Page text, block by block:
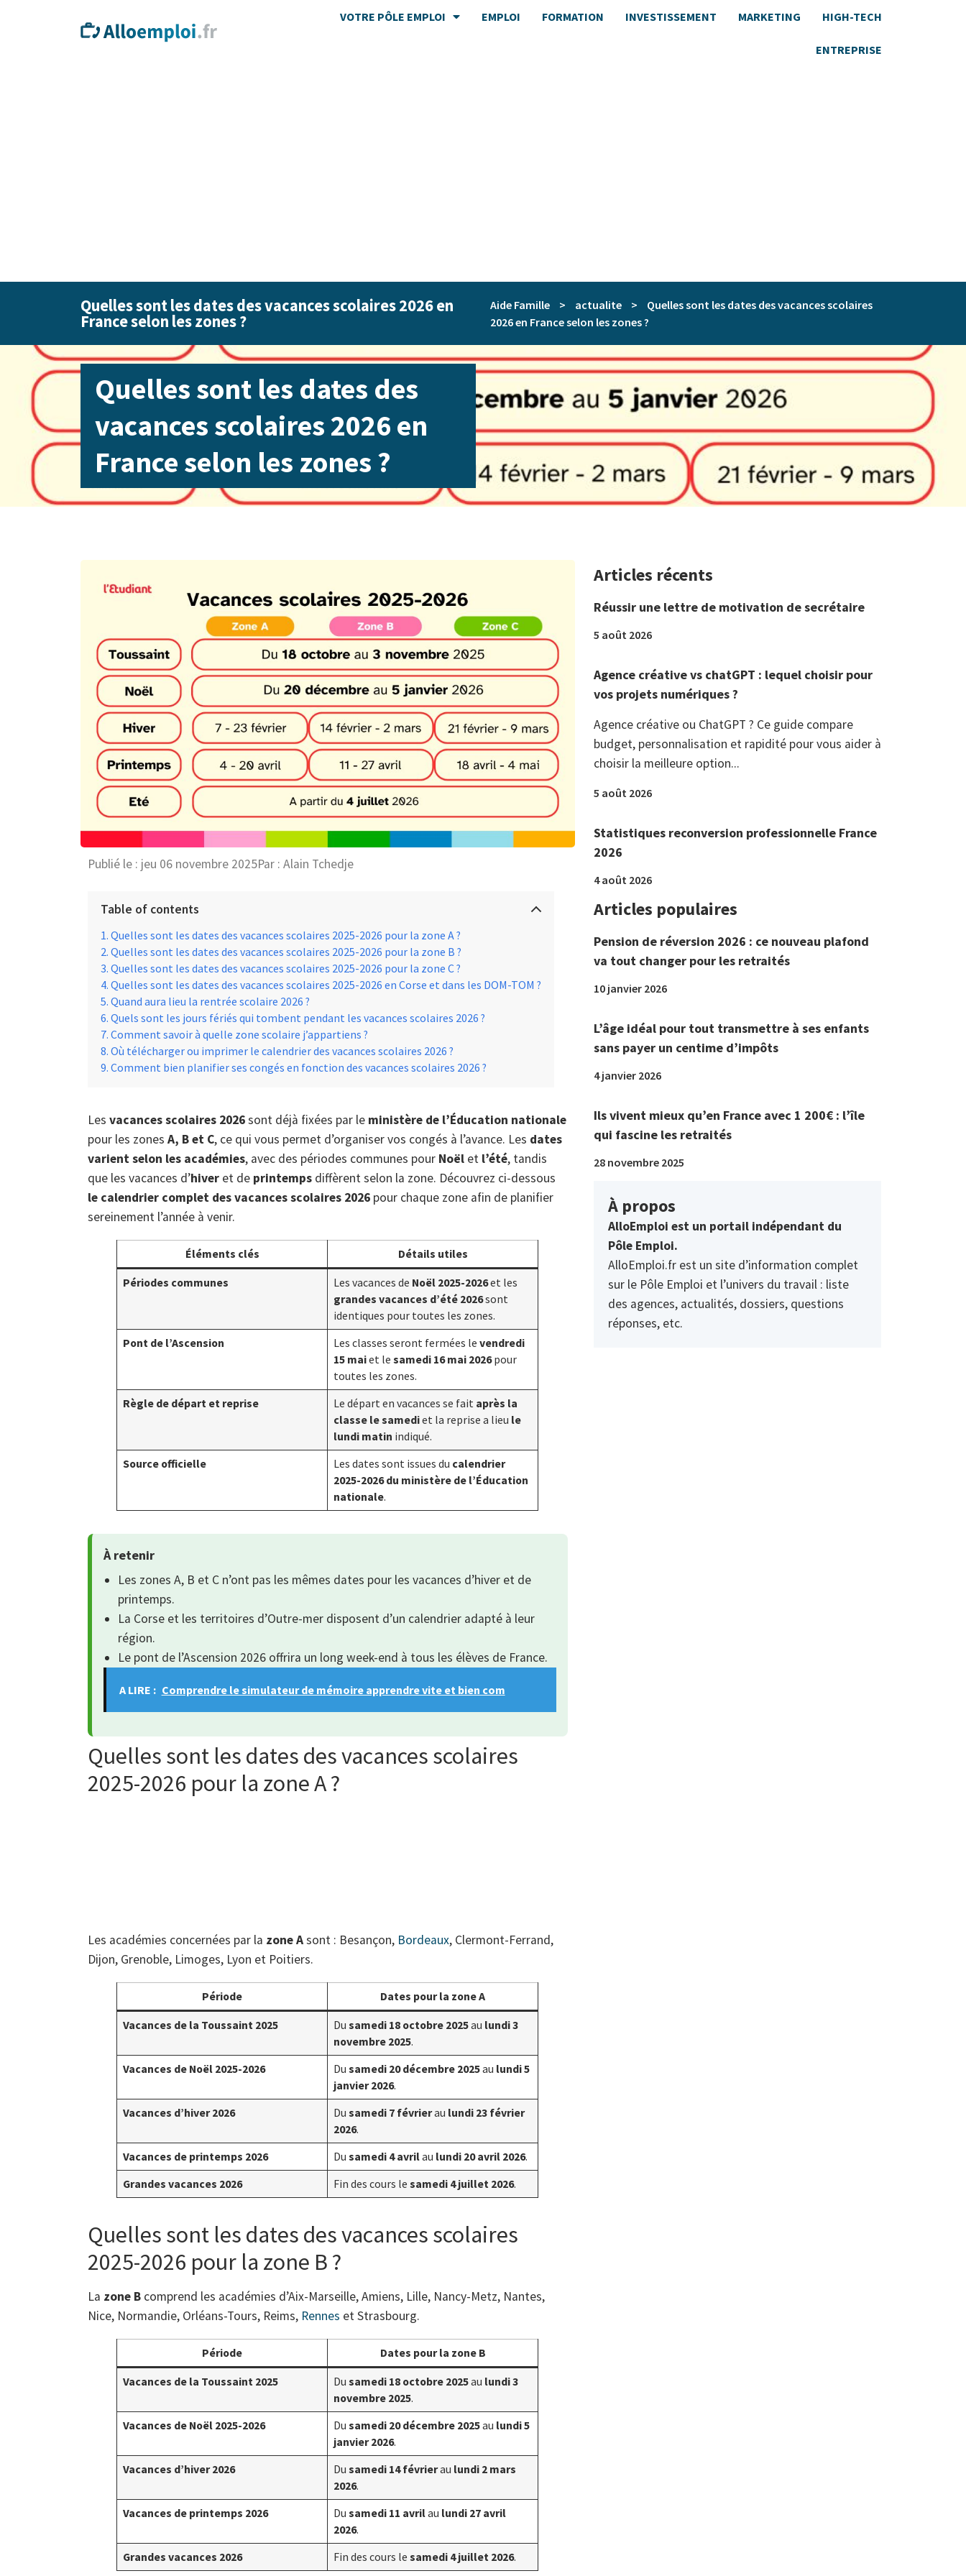
VOTRE PÔLE EMPLOI EMPLOI FORMATION INVESTISSEMENT MARKETING HIGH-TECH
ENTREPRISE
Quelles sont les dates des vacances scolaires 2026 en
France selon les zones ?
Aide Famille > actualite >
Quelles sont les dates des vacances scolaires
2026 en France selon les zones ?
Quelles sont les dates des
vacances scolaires 2026 en
France selon les zones ?
Publié le : jeu 06 novembre 2025Par : Alain Tchedje
Table of contents
Quelles sont les dates des vacances scolaires 2025-2026 pour la zone A ?
Quelles sont les dates des vacances scolaires 2025-2026 pour la zone B ?
Quelles sont les dates des vacances scolaires 2025-2026 pour la zone C ?
Quelles sont les dates des vacances scolaires 2025-2026 en Corse et dans les DOM-TOM ?
Quand aura lieu la rentrée scolaire 2026 ?
Quels sont les jours fériés qui tombent pendant les vacances scolaires 2026 ?
Comment savoir à quelle zone scolaire j’appartiens ?
Où télécharger ou imprimer le calendrier des vacances scolaires 2026 ?
Comment bien planifier ses congés en fonction des vacances scolaires 2026 ?
Les vacances scolaires 2026sont déjà fixées par le ministère de l’Éducation nationale
pour les zones A, B et C, ce qui vous permet d’organiser vos congés à l’avance. Les dates
varient selon les académies, avec des périodes communes pour Noël et l’été, tandis
que les vacances d’hiver et de printemps diffèrent selon la zone. Découvrez ci-dessous
le calendrier complet des vacances scolaires 2026 pour chaque zone afin de planifier
sereinement l’année à venir.
Éléments clés
Détails utiles
Périodes communes
Les vacances de Noël 2025-2026et les
grandes vacances d’été 2026sont
identiques pour toutes les zones.
Pont de l’Ascension
Les classes seront fermées le vendredi
15 maiet le samedi 16 mai 2026pour
toutes les zones.
Règle de départ et reprise
Le départ en vacances se fait après la
classe le samediet la reprise a lieu le
lundi matin indiqué.
Source officielle
Les dates sont issues du calendrier
2025-2026 du ministère de l’Éducation
nationale.
À retenir
Les zones A, B et C n’ont pas les mêmes dates pour les vacances d’hiver et de
printemps.
La Corse et les territoires d’Outre-mer disposent d’un calendrier adapté à leur
région.
Le pont de l’Ascension 2026 offrira un long week-end à tous les élèves de France.
A LIRE : Comprendre le simulateur de mémoire apprendre vite et bien com
Quelles sont les dates des vacances scolaires
2025-2026 pour la zone A ?
Les académies concernées par la zone Asont : Besançon, Bordeaux, Clermont-Ferrand,
Dijon, Grenoble, Limoges, Lyon et Poitiers.
Période
Dates pour la zone A
Vacances de la Toussaint 2025
Du samedi 18 octobre 2025au lundi 3
novembre 2025.
Vacances de Noël 2025-2026
Du samedi 20 décembre 2025au lundi 5
janvier 2026.
Vacances d’hiver 2026
Du samedi 7 févrierau lundi 23 février
2026.
Vacances de printemps 2026
Du samedi 4 avrilau lundi 20 avril 2026.
Grandes vacances 2026
Fin des cours le samedi 4 juillet 2026.
Quelles sont les dates des vacances scolaires
2025-2026 pour la zone B ?
La zone B comprend les académies d’Aix-Marseille, Amiens, Lille, Nancy-Metz, Nantes,
Nice, Normandie, Orléans-Tours, Reims, Rennes et Strasbourg.
Période
Dates pour la zone B
Vacances de la Toussaint 2025
Du samedi 18 octobre 2025au lundi 3
novembre 2025.
Vacances de Noël 2025-2026
Du samedi 20 décembre 2025au lundi 5
janvier 2026.
Vacances d’hiver 2026
Du samedi 14 févrierau lundi 2 mars
2026.
Vacances de printemps 2026
Du samedi 11 avrilau lundi 27 avril
2026.
Grandes vacances 2026
Fin des cours le samedi 4 juillet 2026.
Articles récents
Réussir une lettre de motivation de secrétaire
5 août 2026
Agence créative vs chatGPT : lequel choisir pour
vos projets numériques ?
Agence créative ou ChatGPT ? Ce guide compare
budget, personnalisation et rapidité pour vous aider à
choisir la meilleure option...
5 août 2026
Statistiques reconversion professionnelle France
2026
4 août 2026
Articles populaires
Pension de réversion 2026 : ce nouveau plafond
va tout changer pour les retraités
10 janvier 2026
L’âge idéal pour tout transmettre à ses enfants
sans payer un centime d’impôts
4 janvier 2026
Ils vivent mieux qu’en France avec 1 200€ : l’île
qui fascine les retraités
28 novembre 2025
À propos
AlloEmploi est un portail indépendant du
Pôle Emploi.
AlloEmploi.fr est un site d’information complet
sur le Pôle Emploi et l’univers du travail : liste
des agences, actualités, dossiers, questions
réponses, etc.